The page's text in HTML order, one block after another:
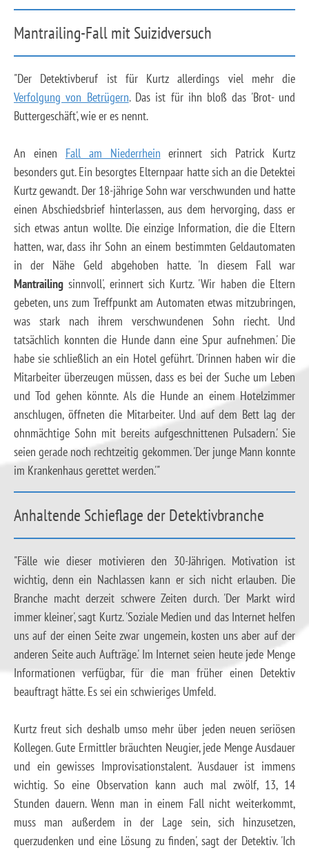
Mantrailing-Fall mit Suizidversuch
"Der Detektivberuf ist für Kurtz allerdings viel mehr die
Verfolgung von Betrügern. Das ist für ihn bloß das 'Brot- und
Buttergeschäft', wie er es nennt.
An einen Fall am Niederrhein erinnert sich Patrick Kurtz
besonders gut. Ein besorgtes Elternpaar hatte sich an die Detektei
Kurtz gewandt. Der 18-jährige Sohn war verschwunden und hatte
einen Abschiedsbrief hinterlassen, aus dem hervorging, dass er
sich etwas antun wollte. Die einzige Information, die die Eltern
hatten, war, dass ihr Sohn an einem bestimmten Geldautomaten
in der Nähe Geld abgehoben hatte. 'In diesem Fall war
Mantrailing sinnvoll', erinnert sich Kurtz. 'Wir haben die Eltern
gebeten, uns zum Treffpunkt am Automaten etwas mitzubringen,
was stark nach ihrem verschwundenen Sohn riecht. Und
tatsächlich konnten die Hunde dann eine Spur aufnehmen.' Die
habe sie schließlich an ein Hotel geführt. 'Drinnen haben wir die
Mitarbeiter überzeugen müssen, dass es bei der Suche um Leben
und Tod gehen könnte. Als die Hunde an einem Hotelzimmer
anschlugen, öffneten die Mitarbeiter. Und auf dem Bett lag der
ohnmächtige Sohn mit bereits aufgeschnittenen Pulsadern.' Sie
seien gerade noch rechtzeitig gekommen. 'Der junge Mann konnte
im Krankenhaus gerettet werden.'"
Anhaltende Schieflage der Detektivbranche
"Fälle wie dieser motivieren den 30-Jährigen. Motivation ist
wichtig, denn ein Nachlassen kann er sich nicht erlauben. Die
Branche macht derzeit schwere Zeiten durch. 'Der Markt wird
immer kleiner', sagt Kurtz. 'Soziale Medien und das Internet helfen
uns auf der einen Seite zwar ungemein, kosten uns aber auf der
anderen Seite auch Aufträge.' Im Internet seien heute jede Menge
Informationen verfügbar, für die man früher einen Detektiv
beauftragt hätte. Es sei ein schwieriges Umfeld.
Kurtz freut sich deshalb umso mehr über jeden neuen seriösen
Kollegen. Gute Ermittler bräuchten Neugier, jede Menge Ausdauer
und ein gewisses Improvisationstalent. 'Ausdauer ist immens
wichtig. So eine Observation kann auch mal zwölf, 13, 14
Stunden dauern. Wenn man in einem Fall nicht weiterkommt,
muss man außerdem in der Lage sein, sich hinzusetzen,
querzudenken und eine Lösung zu finden', sagt der Detektiv. 'Ich